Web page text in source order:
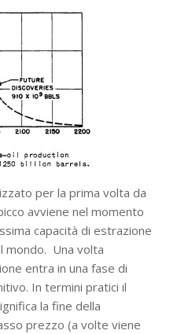
per la prima volta da
avviene nel momento
capacità di estrazione
mondo. Una volta
entra in una fase di
In termini pratici il
la fine della
prezzo (a volte viene